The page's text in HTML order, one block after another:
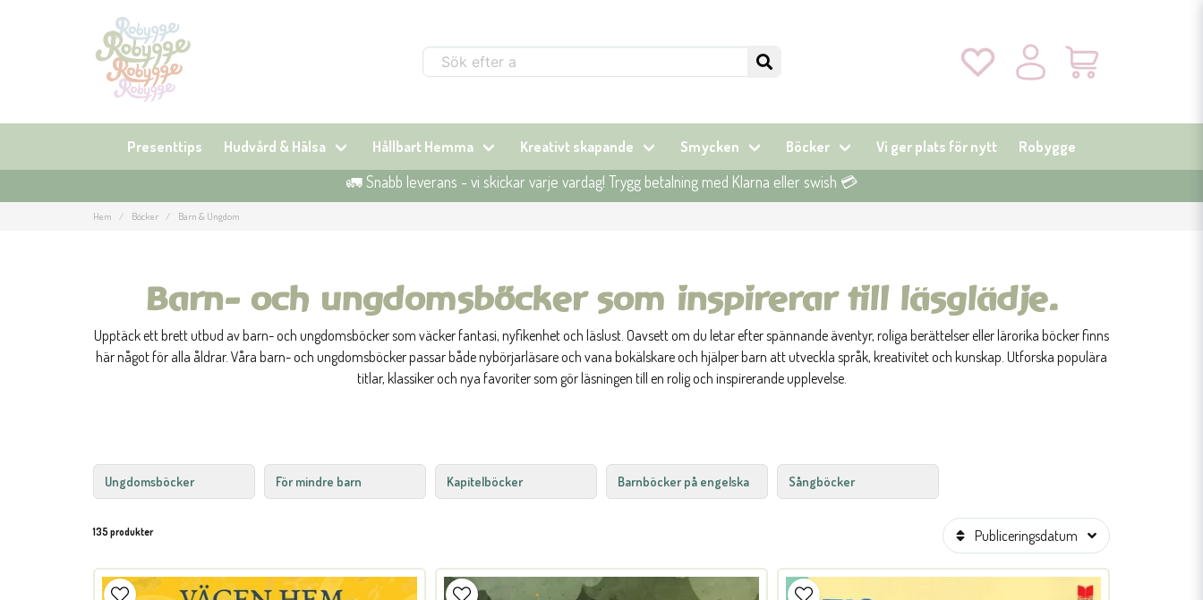
Sök...
Presenttips Hudvård & Hälsa Hållbart Hemma Kreativt skapande Smycken Böcker Vi ger plats för nytt Robygge
🚛 Snabb leverans - vi skickar varje vardag! Trygg betalning med Klarna eller swish 💳
Hem Böcker Barn & Ungdom
Barn- och ungdomsböcker som inspirerar till läsglädje.
Upptäck ett brett utbud av barn- och ungdomsböcker som väcker fantasi, nyfikenhet och läslust. Oavsett om du letar efter spännande äventyr, roliga berättelser eller lärorika böcker finns
här något för alla åldrar. Våra barn- och ungdomsböcker passar både nybörjarläsare och vana bokälskare och hjälper barn att utveckla språk, kreativitet och kunskap. Utforska populära
titlar, klassiker och nya favoriter som gör läsningen till en rolig och inspirerande upplevelse.
Ungdomsböcker För mindre barn Kapitelböcker Barnböcker på engelska Sångböcker
135 produkter Publiceringsdatum